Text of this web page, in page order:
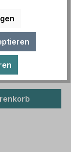
39,03 €
sind
möglich.